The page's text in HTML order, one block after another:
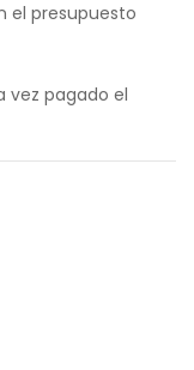
el presupuesto
vez pagado el